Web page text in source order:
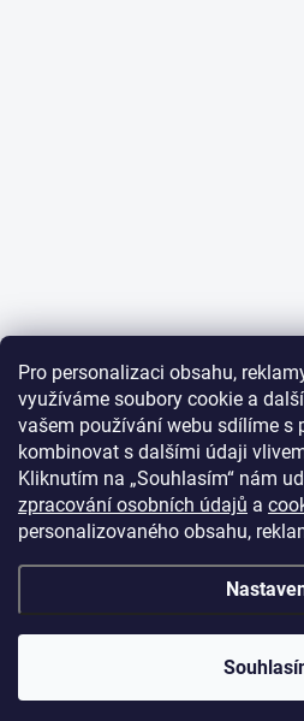
Pro personalizaci obsahu,
využíváme soubory cookie a
vašem používání webu sdílíme s
kombinovat s dalšími údaji
Kliknutím na „Souhlasím“ nám
zpracování osobních údajů a
personalizovaného obsahu,